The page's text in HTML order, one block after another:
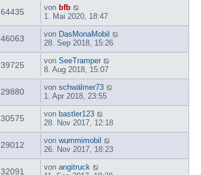
64435 von bfb
1. Mai 2020, 18:47
46063 von DasMonaMobil
28. Sep 2018, 15:26
39725 von SeeTramper
8. Aug 2018, 15:07
29880 von schwälmer73
1. Apr 2018, 23:55
30575 von bastler123
28. Nov 2017, 12:18
29012 von wummimobil
26. Nov 2017, 18:23
32091 von angitruck